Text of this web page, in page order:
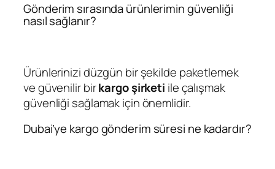
Gönderim sırasında ürünlerimin güvenliği
nasıl sağlanır?
Ürünlerinizi düzgün bir şekilde paketlemek
ve güvenilir birkargo şirketi ile çalışmak
güvenliği sağlamak için önemlidir.
Dubai’ye kargo gönderim süresi ne kadardır?